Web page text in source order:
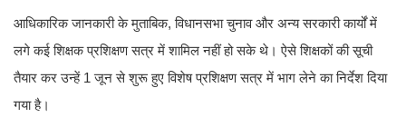
आधिकारिक जानकारी के मुताबिक, विधानसभा चुनाव और अन्य सरकारी कार्यों में
लगे कई शिक्षक प्रशिक्षण सत्र में शामिल नहीं हो सके थे। ऐसे शिक्षकों की सूची
तैयार कर उन्हें 1 जून से शुरू हुए विशेष प्रशिक्षण सत्र में भाग लेने का निर्देश दिया
गया है।